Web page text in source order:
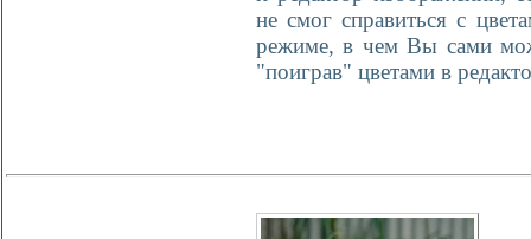
не смог справиться с
режиме, в чем Вы сами
"поиграв" цветами в